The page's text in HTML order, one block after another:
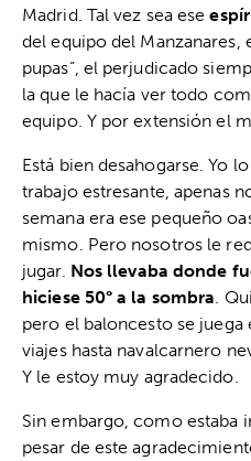
Madrid. Tal vez sea ese
del equipo del Manzanares,
pupas”, el perjudicado
la que le hacía ver todo
equipo. Y por extensión el
Está bien desahogarse. Yo
trabajo estresante, apenas
semana era ese pequeño
mismo. Pero nosotros le
jugar. Nos llevaba donde
hiciese 50° a la sombra.
pero el baloncesto se juega
viajes hasta navalcarnero
Y le estoy muy agradecido.
Sin embargo, como estaba
pesar de este